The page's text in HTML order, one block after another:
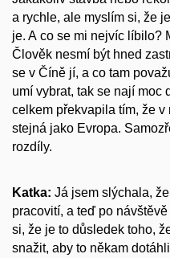
a rychle, ale myslím si, že
je. A co se mi nejvíc líbilo?
Člověk nesmí být hned
se v Číně jí, a co tam
umí vybrat, tak se nají moc
celkem překvapila tím, že
stejná jako Evropa.
rozdíly.
Katka: Já jsem slýchala,
pracovití, a teď po
si, že je to důsledek toho,
snažit, aby to někam